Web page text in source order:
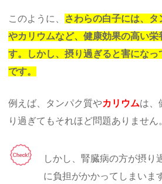
このように、 さわらの白子には、
やカリウムなど、健康効果の高い栄
す。しかし、摂り過ぎると害にな
です。
例えば、タンパク質やカリウムは、
り過ぎてもそれほど問題ありません
しかし、腎臓病の方が摂り
に負担がかかってしまいま